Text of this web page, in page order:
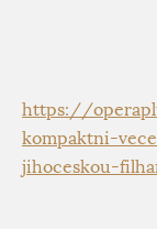
https://
kompaktni-
jihoceskou-